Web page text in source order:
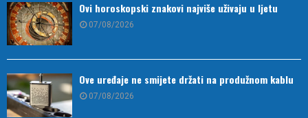
Ovi horoskopski znakovi najviše uživaju u ljetu
07/08/2026
Ove uređaje ne smijete držati na produžnom kablu
07/08/2026